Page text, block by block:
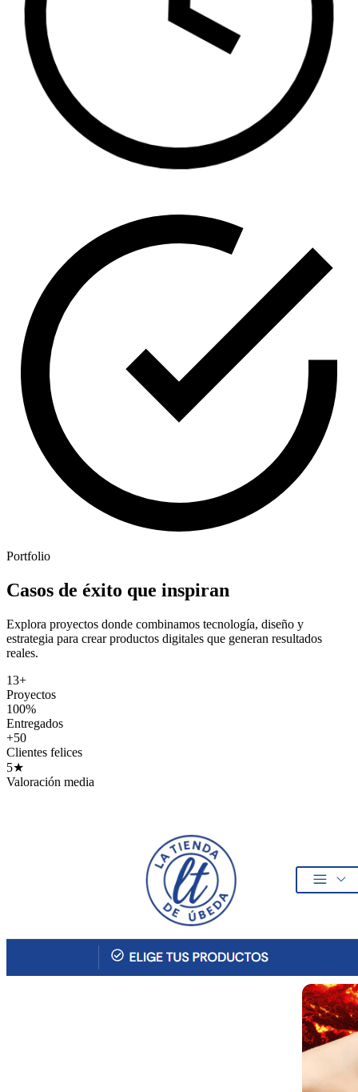
Portfolio
Casos de éxito que inspiran
Explora proyectos donde combinamos tecnología, diseño y
estrategia para crear productos digitales que generan resultados
reales.
13+
Proyectos
100%
Entregados
+50
Clientes felices
5★
Valoración media